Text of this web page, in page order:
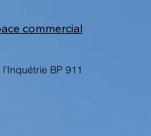
commercial
BP 911